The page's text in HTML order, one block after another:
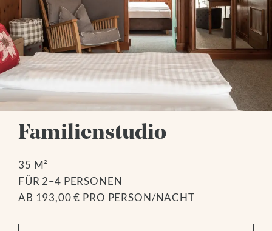
Familienstudio
35 M²
FÜR 2–4 PERSONEN
AB 193,00 € PRO PERSON/NACHT